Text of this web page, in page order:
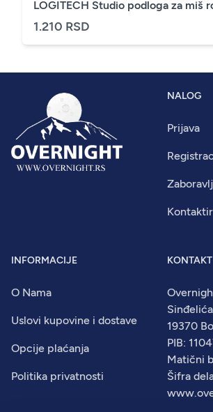
LOGITECH Studio podloga za miš
1.210 RSD
NALOG
Prijava
INFORMACIJE
O Nama
Uslovi kupovine i dostave
Opcije plaćanja
Politika privatnosti
KONTAKT
19370
PIB:
Matični
Šifra